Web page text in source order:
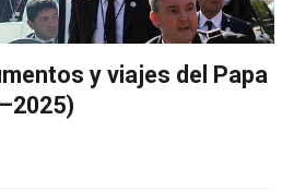
y viajes del Papa